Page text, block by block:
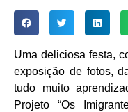
Uma deliciosa festa,
exposição de fotos,
tudo muito
Projeto “Os